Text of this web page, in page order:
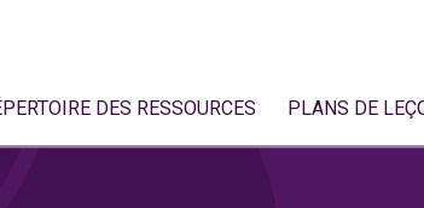
DES RESSOURCES PLANS DE